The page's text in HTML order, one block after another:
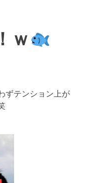
ｗ
ずテンション上が